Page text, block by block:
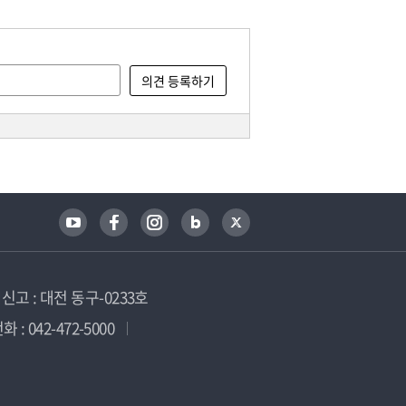
고 : 대전 동구-0233호
: 042-472-5000